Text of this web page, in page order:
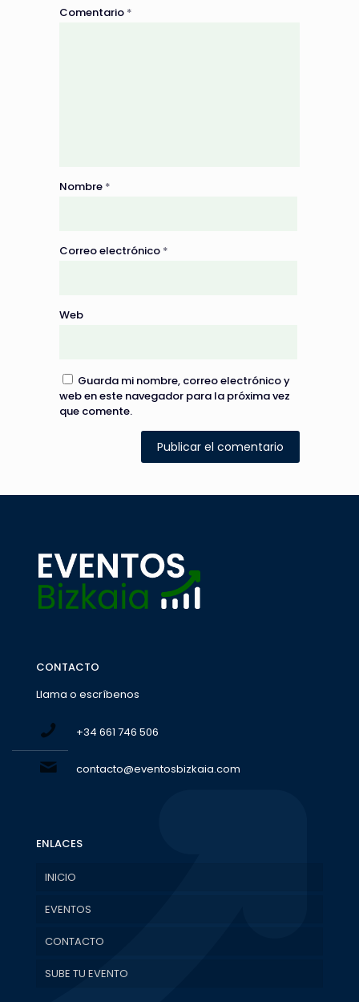
Comentario *
Nombre *
Correo electrónico *
Web
Guarda mi nombre, correo electrónico y
web en este navegador para la próxima vez
que comente.
CONTACTO
Llama o escríbenos
+34 661 746 506
contacto@eventosbizkaia.com
ENLACES
INICIO
EVENTOS
CONTACTO
SUBE TU EVENTO